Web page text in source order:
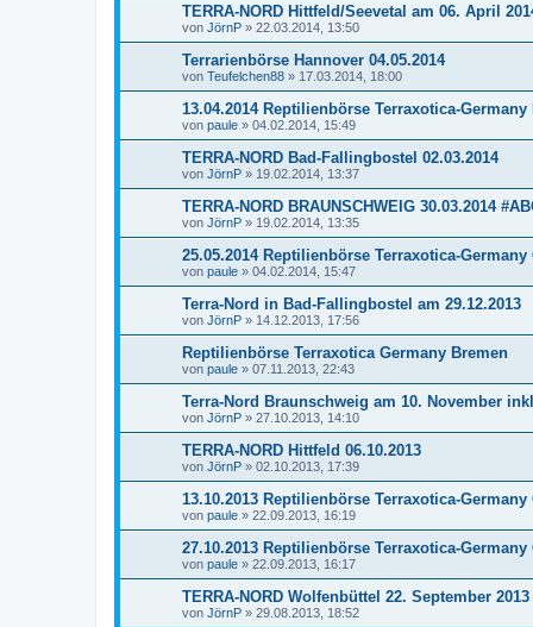
TERRA-NORD Hittfeld/Seevetal am 06. April
von JörnP » 22.03.2014, 13:50
Terrarienbörse Hannover 04.05.2014
von Teufelchen88 » 17.03.2014, 18:00
13.04.2014 Reptilienbörse Terraxotica-Germany
von paule » 04.02.2014, 15:49
TERRA-NORD Bad-Fallingbostel 02.03.2014
von JörnP » 19.02.2014, 13:37
TERRA-NORD BRAUNSCHWEIG 30.03.2014
von JörnP » 19.02.2014, 13:35
25.05.2014 Reptilienbörse Terraxotica-
von paule » 04.02.2014, 15:47
Terra-Nord in Bad-Fallingbostel am 29.12.2013
von JörnP » 14.12.2013, 17:56
Reptilienbörse Terraxotica Germany Bremen
von paule » 07.11.2013, 22:43
Terra-Nord Braunschweig am 10. November
von JörnP » 27.10.2013, 14:10
TERRA-NORD Hittfeld 06.10.2013
von JörnP » 02.10.2013, 17:39
13.10.2013 Reptilienbörse Terraxotica-Germany
von paule » 22.09.2013, 16:19
27.10.2013 Reptilienbörse Terraxotica-
von paule » 22.09.2013, 16:17
TERRA-NORD Wolfenbüttel 22. September 2013
von JörnP » 29.08.2013, 18:52